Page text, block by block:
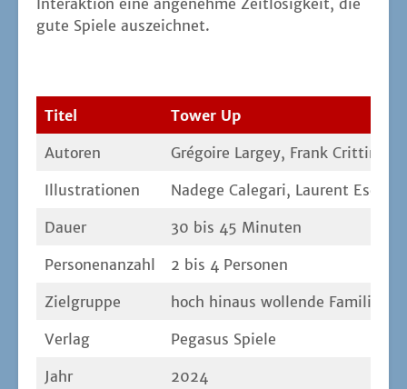
Inter­ak­ti­on eine ange­neh­me Zeit­lo­sig­keit, die
gute Spie­le auszeichnet.
Titel Tower Up
Autoren Gré­go­i­re Lar­gey, Frank Crit­tin
Illus­tra­tio­nen Nade­ge Caleg­a­ri, Lau­rent
Dau­er 30 bis 45 Minuten
Per­so­nen­an­zahl 2 bis 4 Personen
Ziel­grup­pe hoch hin­aus wol­len­de
Ver­lag Pega­sus Spiele
Jahr 2024